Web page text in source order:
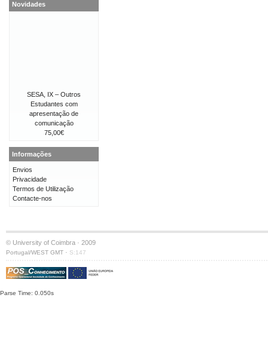
Novidades
SESA, IX – Outros
Estudantes com
apresentação de
comunicação
75,00€
Informações
Envios
Privacidade
Termos de Utilização
Contacte-nos
© University of Coimbra · 2009
Portugal/WEST GMT · S:147
Parse Time: 0.050s